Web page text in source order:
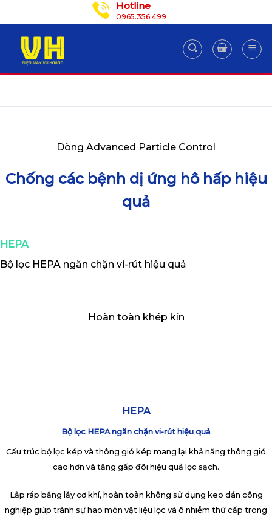
to
content
Hotline
0965.356.499
Dòng Advanced Particle Control
Chống các bệnh dị ứng hô hấp hiệu
quả
HEPA
Bộ lọc HEPA ngăn chặn vi-rút hiệu quả
Hoàn toàn khép kín
HEPA
Bộ lọc HEPA ngăn chặn vi-rút hiệu quả
Cấu trúc bộ lọc kép và thông gió kép mang lại khả năng thông gió
cao hơn và tăng gấp đôi hiệu quả lọc sạch.
Lắp ráp bằng lẫy cơ khí, hoàn toàn không sử dụng keo dán công
nghiệp giúp tránh sự hao mòn vật liệu lọc và ô nhiễm thứ cấp trong